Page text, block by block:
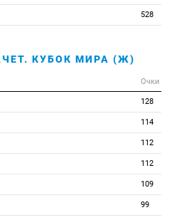
528
КУБОК МИРА (Ж)
Очки
128
114
112
112
109
99